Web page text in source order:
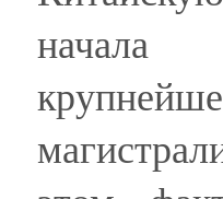
начала